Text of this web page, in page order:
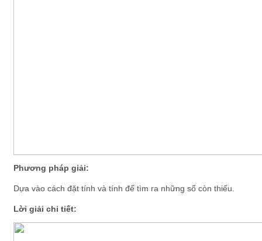
Phương pháp giải:
Dựa vào cách đặt tính và tính để tìm ra những số còn thiếu.
Lời giải chi tiết: